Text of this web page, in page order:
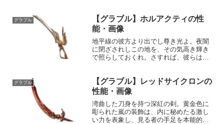
身長：165cm体重：61kg種族：ヒューマ
ン趣味：頭突き...
グラブル
【グラブル】ホルアクティの性
能・画像
地平線の彼方より出でし尊き光よ。夜闇
に閉ざされしこの地を、その気高き輝き
で照らしておくれ。さすれば、彼らは嫌
性武器種解放段階光刀HP攻撃力
MAXLv2023088150...
グラブル
【グラブル】レッドサイクロンの
性能・画像
湾曲した刀身を持つ深紅の剣。黄金色に
彫られた嵐の装飾は、内に秘めたる激し
い力を表象し、見る者の手足を本能的に